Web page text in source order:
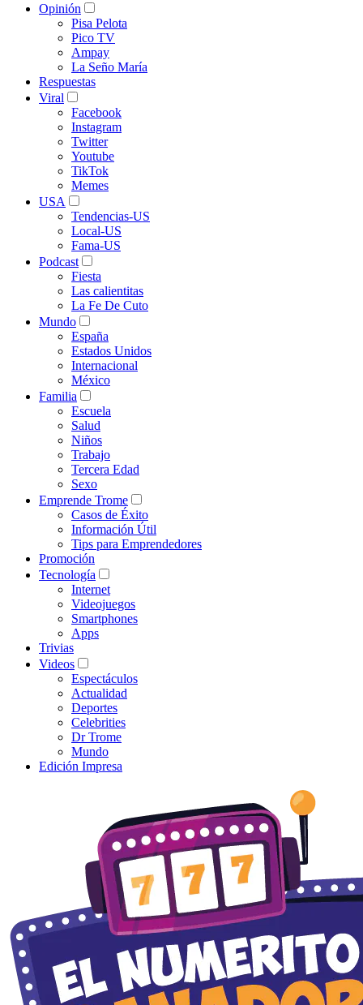
Opinión
Pisa Pelota
Pico TV
Ampay
La Seño María
Respuestas
Viral
Facebook
Instagram
Twitter
Youtube
TikTok
Memes
USA
Tendencias-US
Local-US
Fama-US
Podcast
Fiesta
Las calientitas
La Fe De Cuto
Mundo
España
Estados Unidos
Internacional
México
Familia
Escuela
Salud
Niños
Trabajo
Tercera Edad
Sexo
Emprende Trome
Casos de Éxito
Información Útil
Tips para Emprendedores
Promoción
Tecnología
Internet
Videojuegos
Smartphones
Apps
Trivias
Videos
Espectáculos
Actualidad
Deportes
Celebrities
Dr Trome
Mundo
Edición Impresa